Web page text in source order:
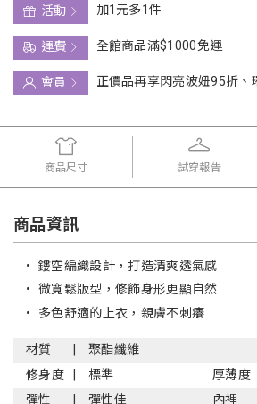
活動
加1元多1件
運費
全館商品滿$1000免運
會員
正價品再享閃亮波妞95折、
商品尺寸 試穿報告
商品資訊
• 鏤空編織設計，打造清爽透氣感
• 微寬鬆版型，修飾身形更顯自然
• 多色舒適的上衣，親膚不刺癢
材質
聚酯纖維
修身度
標準 厚薄度
彈性
彈性佳 內裡